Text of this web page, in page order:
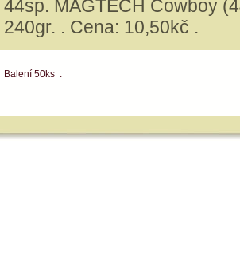
44sp. MAGTECH Cowboy
240gr. . Cena: 10,50kč .
Balení 50ks .